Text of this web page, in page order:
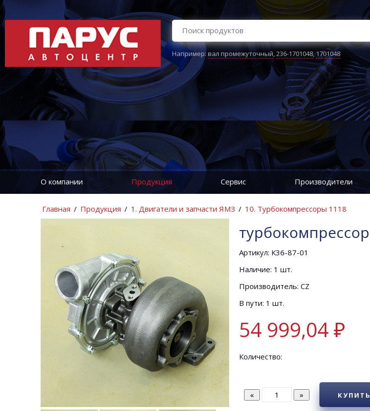
Например:вал промежуточный,236-1701048,1701048
О компании Продукция Сервис Производители
Главная / Продукция / 1. Двигатели и запчасти ЯМЗ / 10. Турбокомпрессоры 1118
турбокомпрессор
Артикул: К36-87-01
Наличие: 1 шт.
Производитель: CZ
В пути: 1 шт.
54 999,04 ₽
Количество:
КУПИТЬ